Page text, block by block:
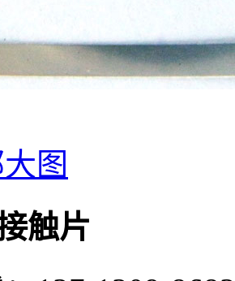
图
触片